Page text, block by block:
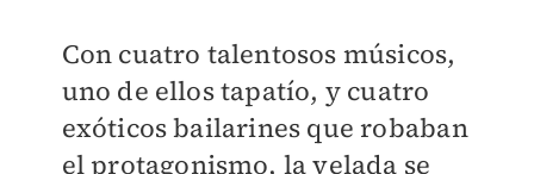
Con cuatro talentosos músicos,
uno de ellos tapatío, y cuatro
exóticos bailarines que robaban
el protagonismo, la velada se